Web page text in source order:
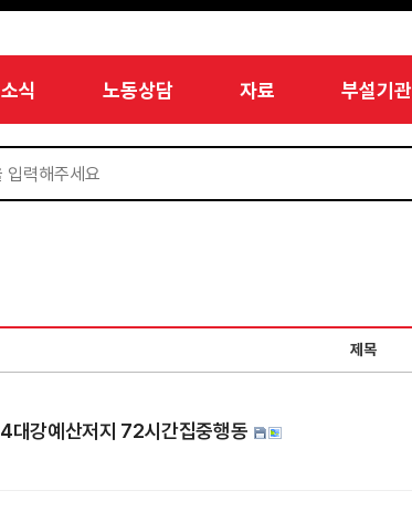
소식 노동상담 자료 부설기관
제목
4대강예산저지 72시간집중행동